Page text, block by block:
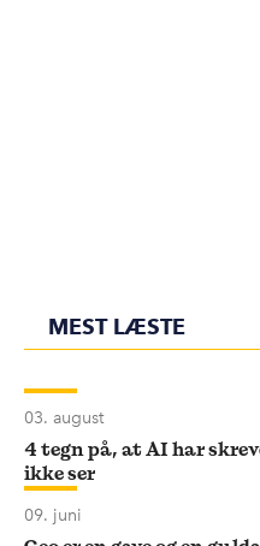
MEST LÆSTE
03. august
4 tegn på, at AI har
ikke ser
09. juni